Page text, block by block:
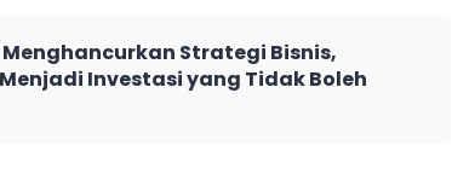
Strategi Bisnis,
Investasi yang Tidak Boleh